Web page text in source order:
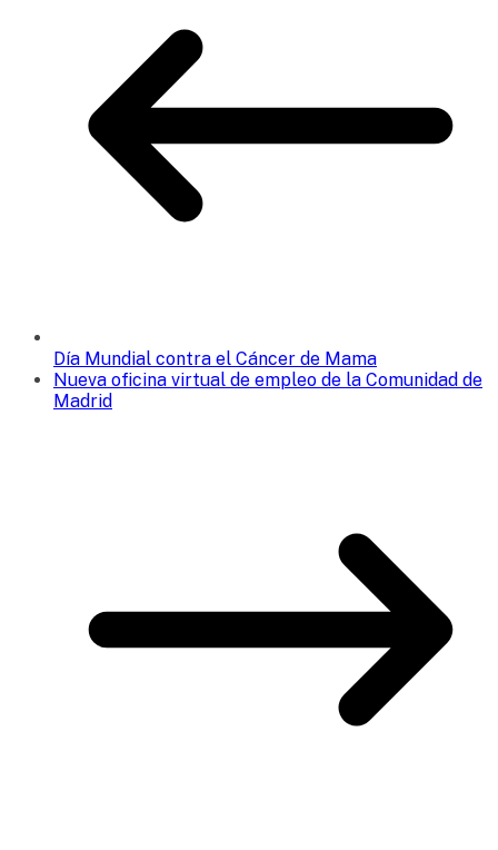
Día Mundial contra el Cáncer de Mama
Nueva oficina virtual de empleo de la Comunidad de
Madrid